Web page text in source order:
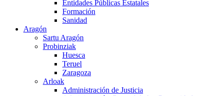
Entidades Públicas Estatales
Formación
Sanidad
Aragón
Sartu Aragón
Probinziak
Huesca
Teruel
Zaragoza
Arloak
Administración de Justicia